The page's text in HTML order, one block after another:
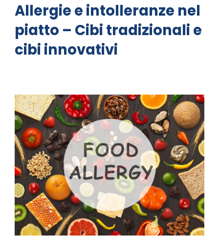
Allergie e intolleranze nel
piatto – Cibi tradizionali e
cibi innovativi